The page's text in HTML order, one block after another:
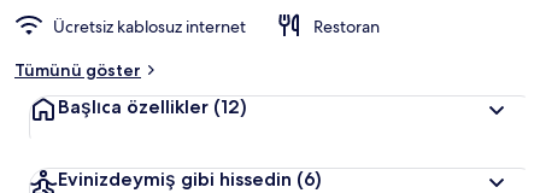
Ücretsiz kablosuz internet
Restoran
Tümünü göster
Başlıca özellikler (12)
Evinizdeymiş gibi hissedin (6)